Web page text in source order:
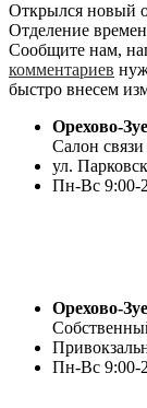
Открылся новый
Отделение
Сообщите нам,
комментариев
быстро внесем
Орехово-
Салон
ул.
Пн-Вс 9:00-
Орехово-
Пн-Вс 9:00-